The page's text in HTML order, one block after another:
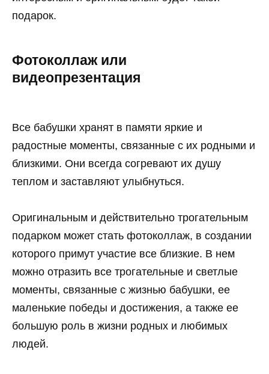
подарок.
Фотоколлаж или
видеопрезентация
Все бабушки хранят в памяти яркие и
радостные моменты, связанные с их родными и
близкими. Они всегда согревают их душу
теплом и заставляют улыбнуться.
Оригинальным и действительно трогательным
подарком может стать фотоколлаж, в создании
которого примут участие все близкие. В нем
можно отразить все трогательные и светлые
моменты, связанные с жизнью бабушки, ее
маленькие победы и достижения, а также ее
большую роль в жизни родных и любимых
людей.